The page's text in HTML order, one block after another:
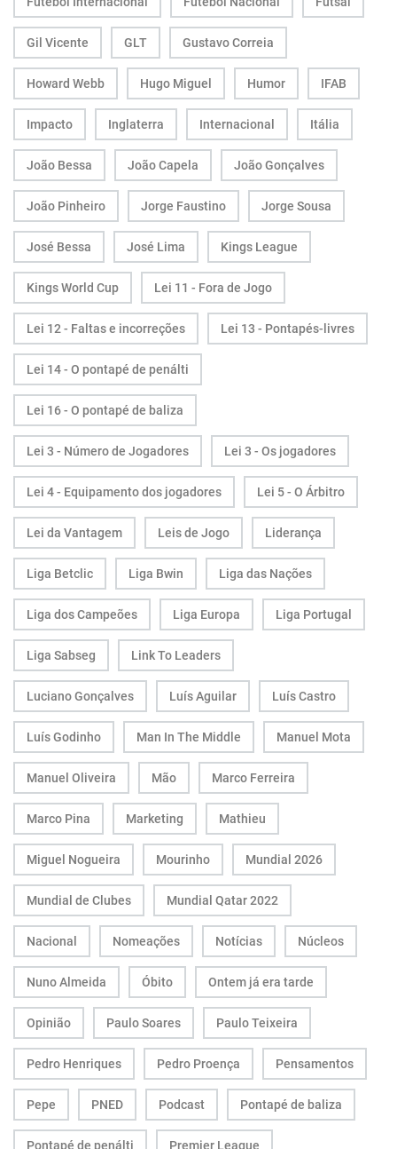
Gil Vicente GLT Gustavo Correia
Howard Webb Hugo Miguel Humor IFAB
Impacto Inglaterra Internacional Itália
João Bessa João Capela João Gonçalves
João Pinheiro Jorge Faustino Jorge Sousa
José Bessa José Lima Kings League
Kings World Cup Lei 11 - Fora de Jogo
Lei 12 - Faltas e incorreções Lei 13 - Pontapés-livres
Lei 14 - O pontapé de penálti
Lei 16 - O pontapé de baliza
Lei 3 - Número de Jogadores Lei 3 - Os jogadores
Lei 4 - Equipamento dos jogadores Lei 5 - O Árbitro
Lei da Vantagem Leis de Jogo Liderança
Liga Betclic Liga Bwin Liga das Nações
Liga dos Campeões Liga Europa Liga Portugal
Liga Sabseg Link To Leaders
Luciano Gonçalves Luís Aguilar Luís Castro
Luís Godinho Man In The Middle Manuel Mota
Manuel Oliveira Mão Marco Ferreira
Marco Pina Marketing Mathieu
Miguel Nogueira Mourinho Mundial 2026
Mundial de Clubes Mundial Qatar 2022
Nacional Nomeações Notícias Núcleos
Nuno Almeida Óbito Ontem já era tarde
Opinião Paulo Soares Paulo Teixeira
Pedro Henriques Pedro Proença Pensamentos
Pepe PNED Podcast Pontapé de baliza
Pontapé de penálti Premier League